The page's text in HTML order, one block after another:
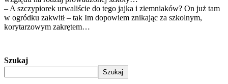
– A szczypiorek urwaliście do tego jajka i ziemniaków? On już tam
w ogródku zakwitł – tak Im dopowiem znikając za szkolnym,
korytarzowym zakrętem…
Szukaj
Szukaj